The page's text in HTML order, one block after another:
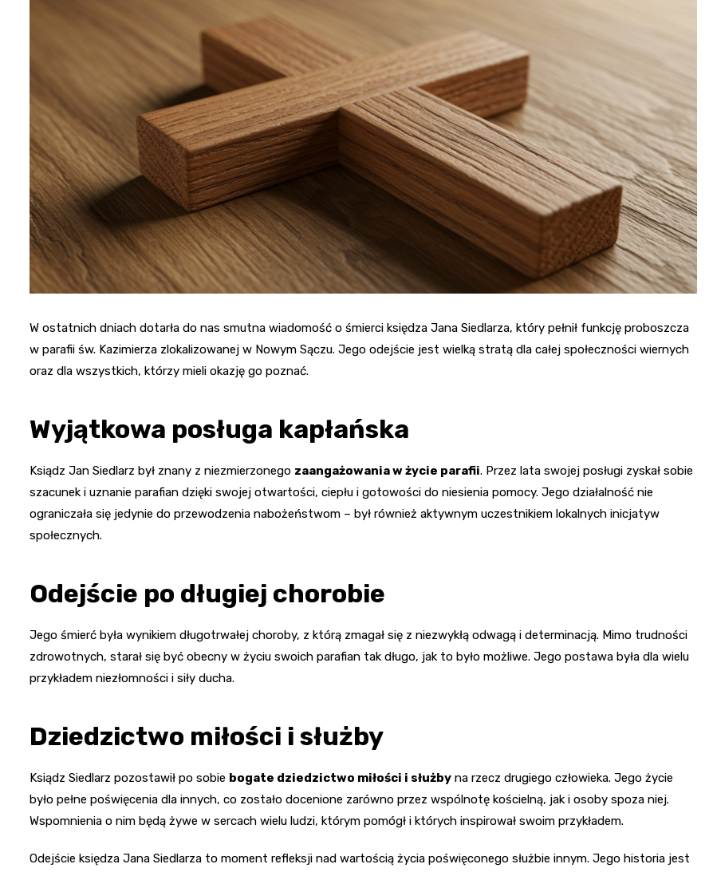
Enklawa przyrodnicza
„Bobrowisko”
Dworzec kolejowy
Kościół pw. Matki Bożej
Niepokalanej
W ostatnich dniach dotarła do nas smutna wiadomość o śmierci księdza Jana Siedlarza, który pełnił funkcję proboszcza
w parafii św. Kazimierza zlokalizowanej w Nowym Sączu. Jego odejście jest wielką stratą dla całej społeczności wiernych
oraz dla wszystkich, którzy mieli okazję go poznać.
Wyjątkowa posługa kapłańska
Ksiądz Jan Siedlarz był znany z niezmierzonego zaangażowania w życie parafii. Przez lata swojej posługi zyskał sobie
szacunek i uznanie parafian dzięki swojej otwartości, ciepłu i gotowości do niesienia pomocy. Jego działalność nie
ograniczała się jedynie do przewodzenia nabożeństwom – był również aktywnym uczestnikiem lokalnych inicjatyw
społecznych.
Odejście po długiej chorobie
Jego śmierć była wynikiem długotrwałej choroby, z którą zmagał się z niezwykłą odwagą i determinacją. Mimo trudności
zdrowotnych, starał się być obecny w życiu swoich parafian tak długo, jak to było możliwe. Jego postawa była dla wielu
przykładem niezłomności i siły ducha.
Dziedzictwo miłości i służby
Ksiądz Siedlarz pozostawił po sobie bogate dziedzictwo miłości i służby na rzecz drugiego człowieka. Jego życie
było pełne poświęcenia dla innych, co zostało docenione zarówno przez wspólnotę kościelną, jak i osoby spoza niej.
Wspomnienia o nim będą żywe w sercach wielu ludzi, którym pomógł i których inspirował swoim przykładem.
Odejście księdza Jana Siedlarza to moment refleksji nad wartością życia poświęconego służbie innym. Jego historia jest